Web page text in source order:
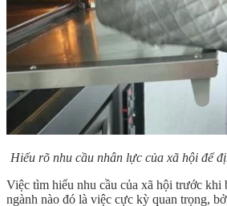
Hiểu rõ nhu cầu nhân lực của xã hội để
Việc tìm hiểu nhu cầu của xã hội trước khi
ngành nào đó là việc cực kỳ quan trọng,